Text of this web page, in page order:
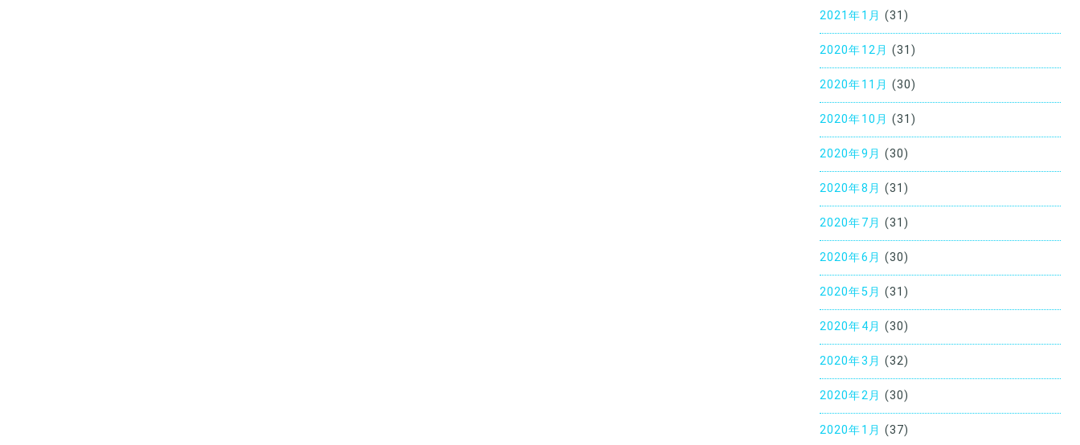
2021年1月 (31)
2020年12月 (31)
2020年11月 (30)
2020年10月 (31)
2020年9月 (30)
2020年8月 (31)
2020年7月 (31)
2020年6月 (30)
2020年5月 (31)
2020年4月 (30)
2020年3月 (32)
2020年2月 (30)
2020年1月 (37)